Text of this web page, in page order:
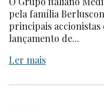
pela família
principais
lançamento de...
Ler mais